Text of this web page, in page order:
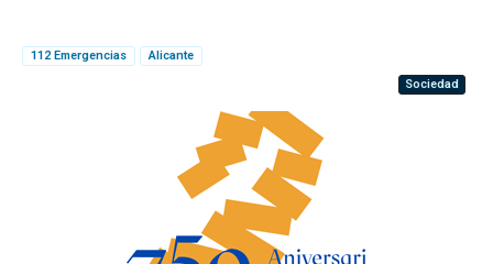
112 Emergencias
Alicante
Sociedad